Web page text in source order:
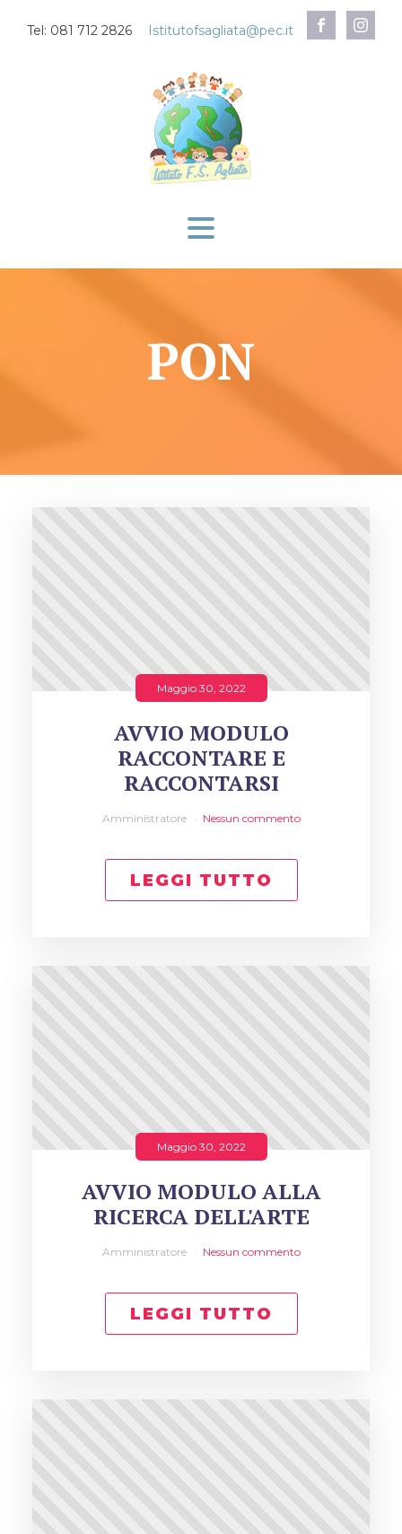
Tel: 081 712 2826 Istitutofsagliata@pec.it
PON
Maggio 30, 2022
AVVIO MODULO
RACCONTARE E
RACCONTARSI
Amministratore Nessun commento
LEGGI TUTTO
Maggio 30, 2022
AVVIO MODULO ALLA
RICERCA DELL'ARTE
Amministratore Nessun commento
LEGGI TUTTO